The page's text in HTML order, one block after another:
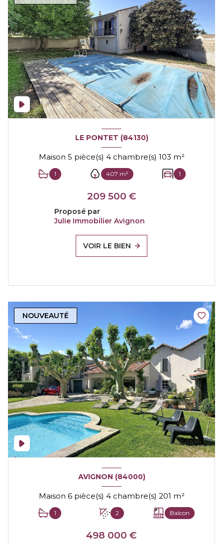
LE PONTET (84130)
Maison 5 pièce(s) 4 chambre(s) 103 m²
1 407 m² 1
209 500 €
Proposé par
Julie Immobilier Avignon
VOIR LE BIEN
NOUVEAUTÉ
AVIGNON (84000)
Maison 6 pièce(s) 4 chambre(s) 201 m²
1 2 Balcon
498 000 €